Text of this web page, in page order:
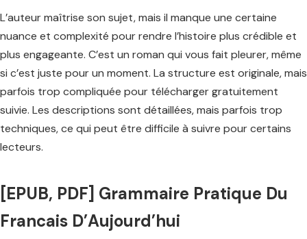
L’auteur maîtrise son sujet, mais il manque une certaine
nuance et complexité pour rendre l’histoire plus crédible et
plus engageante. C’est un roman qui vous fait pleurer, même
si c’est juste pour un moment. La structure est originale, mais
parfois trop compliquée pour télécharger gratuitement
suivie. Les descriptions sont détaillées, mais parfois trop
techniques, ce qui peut être difficile à suivre pour certains
lecteurs.
[EPUB, PDF] Grammaire Pratique Du
Francais D’Aujourd’hui